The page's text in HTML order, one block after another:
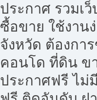
ประกาศ รวมเ
ซื้อขาย ใช้งาน
จังหวัด ต้องกา
คอนโด ที่ดิน ข
ประกาศฟรี ไม่